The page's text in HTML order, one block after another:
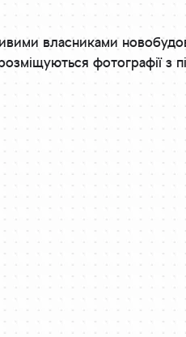
власниками
фотографії з